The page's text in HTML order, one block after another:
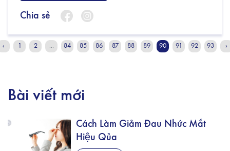
Chia sẻ
‹ 2 ... 84 85 86 87 88 89 90 91 92 93 ›
Bài viết mới
Cách Làm Giảm Đau Nhức Mắt
Hiệu Qủa